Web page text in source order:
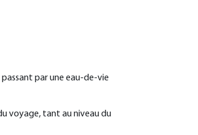
par une eau-de-vie
voyage, tant au niveau du